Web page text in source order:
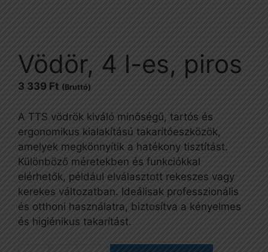
Vödör, 4 l-es, piros
3 339 Ft (Bruttó)
A TTS vödrök kiváló minőségű, tartós és
ergonomikus kialakítású takarítóeszközök,
amelyek megkönnyítik a hatékony tisztítást.
Különböző méretekben és funkciókkal
elérhetők, például elválasztott rekeszes vagy
kerekes változatban. Ideálisak professzionális
és otthoni használatra, biztosítva a kényelmes
és higiénikus takarítást.